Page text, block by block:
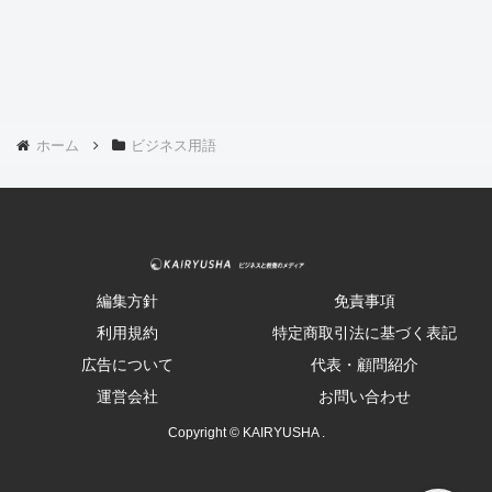
ホーム ビジネス用語
編集方針
免責事項
利用規約
特定商取引法に基づく表記
広告について
代表・顧問紹介
運営会社
お問い合わせ
Copyright © KAIRYUSHA .